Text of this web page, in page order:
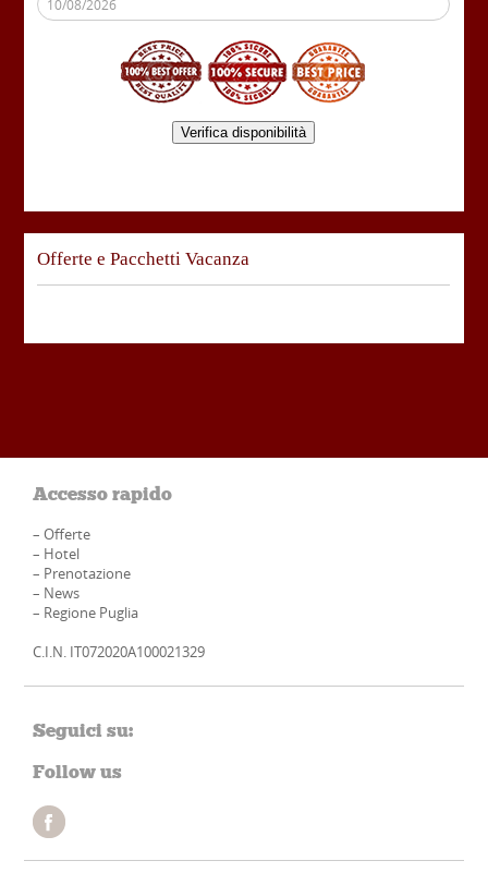
Verifica disponibilità
Offerte e Pacchetti Vacanza
Accesso rapido
–Offerte
– Hotel
– Prenotazione
– News
– Regione Puglia
C.I.N. IT072020A100021329
Seguici su:
Follow us